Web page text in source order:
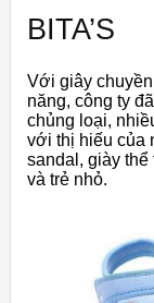
BITA’S
Với giây
năng, công ty
chủng loại,
với thị hiếu của
sandal, giày
và trẻ nhỏ.